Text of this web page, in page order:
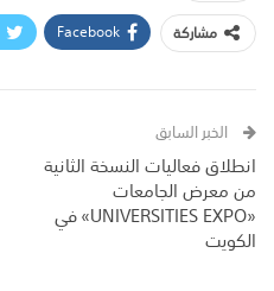
مشاركة
Facebook
الخبر السابق
انطلاق فعاليات النسخة الثانية
من معرض الجامعات
«UNIVERSITIES EXPO» في
الكويت